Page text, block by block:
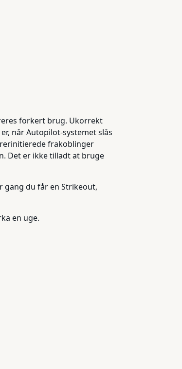
forkert brug. Ukorrekt
når Autopilot-systemet slås
frakoblinger
Det er ikke tilladt at bruge
gang du får en Strikeout,
en uge.